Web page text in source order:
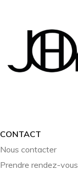
CONTACT
Nous contacter
Prendre rendez-vous